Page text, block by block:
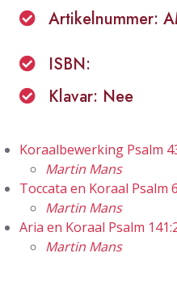
Artikelnummer:
ISBN:
Klavar: Nee
Koraalbewerking Psalm
Martin Mans
Toccata en Koraal Psalm
Martin Mans
Aria en Koraal Psalm
Martin Mans